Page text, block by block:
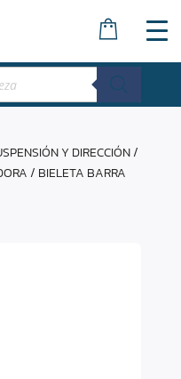
Y DIRECCIÓN/
/ BIELETA BARRA